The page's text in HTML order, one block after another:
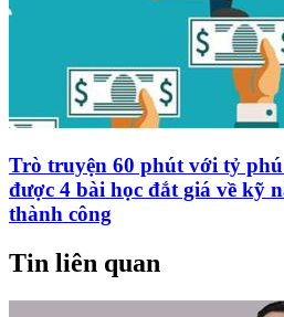
Trò truyện 60 phút với tỷ phú
được 4 bài học đắt giá về kỹ
thành công
Tin liên quan